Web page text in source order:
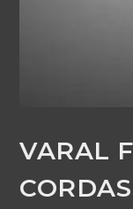
VARAL